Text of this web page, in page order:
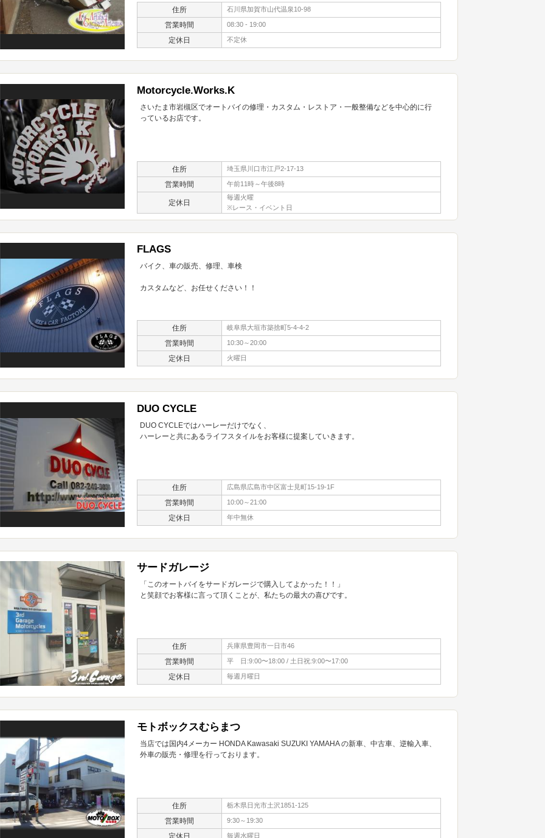
住所 石川県加賀市山代温泉10-98
営業時間 08:30 - 19:00
定休日 不定休
Motorcycle.Works.K
さいたま市岩槻区でオートバイの修理・カスタム・レストア・一般整備などを中心的に行
っているお店です。
住所 埼玉県川口市江戸2-17-13
営業時間 午前11時～午後8時
定休日
毎週火曜
※レース・イベント日
FLAGS
バイク、車の販売、修理、車検
カスタムなど、お任せください！！
住所 岐阜県大垣市築捨町5-4-4-2
営業時間 10:30～20:00
定休日 火曜日
DUO CYCLE
DUO CYCLEではハーレーだけでなく、
ハーレーと共にあるライフスタイルをお客様に提案していきます。
住所 広島県広島市中区富士見町15-19-1F
営業時間 10:00～21:00
定休日 年中無休
サードガレージ
「このオートバイをサードガレージで購入してよかった！！」
と笑顔でお客様に言って頂くことが、私たちの最大の喜びです。
住所 兵庫県豊岡市一日市46
営業時間 平 日:9:00〜18:00 / 土日祝:9:00〜17:00
定休日 毎週月曜日
モトボックスむらまつ
当店では国内4メーカー HONDA Kawasaki SUZUKI YAMAHA の新車、中古車、逆輸入車、
外車の販売・修理を行っております。
住所 栃木県日光市土沢1851-125
営業時間 9:30～19:30
定休日 毎週水曜日